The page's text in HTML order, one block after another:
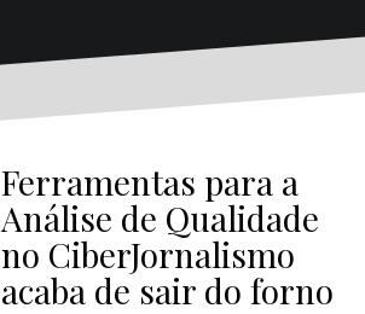
Ferramentas para a
Análise de Qualidade
no CiberJornalismo
acaba de sair do forno